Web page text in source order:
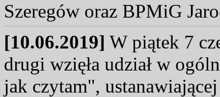
Szeregów oraz BPMiG
[10.06.2019] W piątek 7
drugi wzięła udział w
jak czytam",